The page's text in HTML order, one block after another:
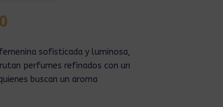
sofisticada y luminosa,
perfumes refinados con un
buscan un aroma